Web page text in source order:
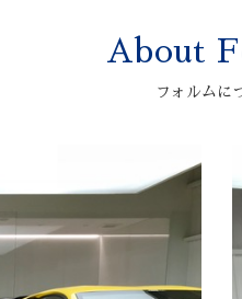
About
フォルムに